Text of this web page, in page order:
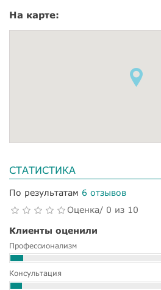
На карте:
СТАТИСТИКА
По результатам 6 отзывов
Оценка/ 0 из 10
Клиенты оценили
Профессионализм
Консультация